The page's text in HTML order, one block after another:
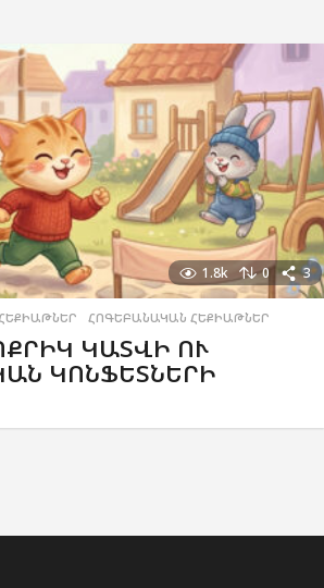
1.8k 0 3
,ՀՈԳԵԲԱՆԱԿԱՆ ՀԵՔԻԱԹՆԵՐ
ԿԱՏՎԻ ՈՒ
ԿՈՆՖԵՏՆԵՐԻ